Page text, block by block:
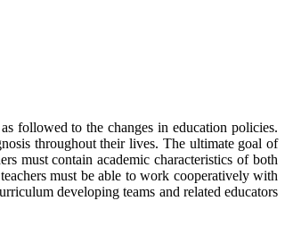
to the changes in education policies.
throughout their lives. The ultimate goal of
must contain academic characteristics of both
must be able to work cooperatively with
developing teams and related educators